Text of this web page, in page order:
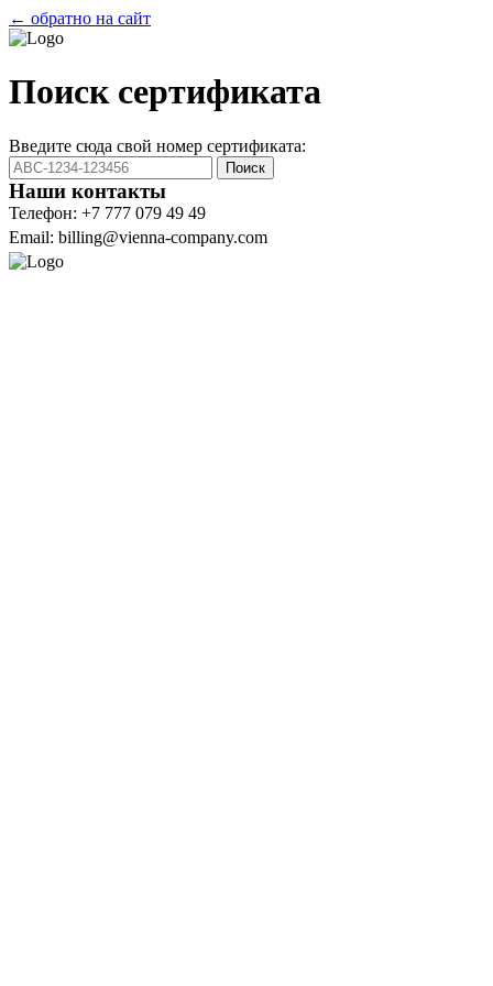
← обратно на сайт
Поиск сертификата
Введите сюда свой номер сертификата:
Поиск
Наши контакты
Телефон: +7 777 079 49 49
Email: billing@vienna-company.com